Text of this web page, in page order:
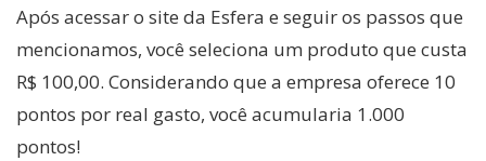
Após acessar o site da Esfera e seguir os passos que
mencionamos, você seleciona um produto que custa
R$ 100,00. Considerando que a empresa oferece 10
pontos por real gasto, você acumularia 1.000
pontos!